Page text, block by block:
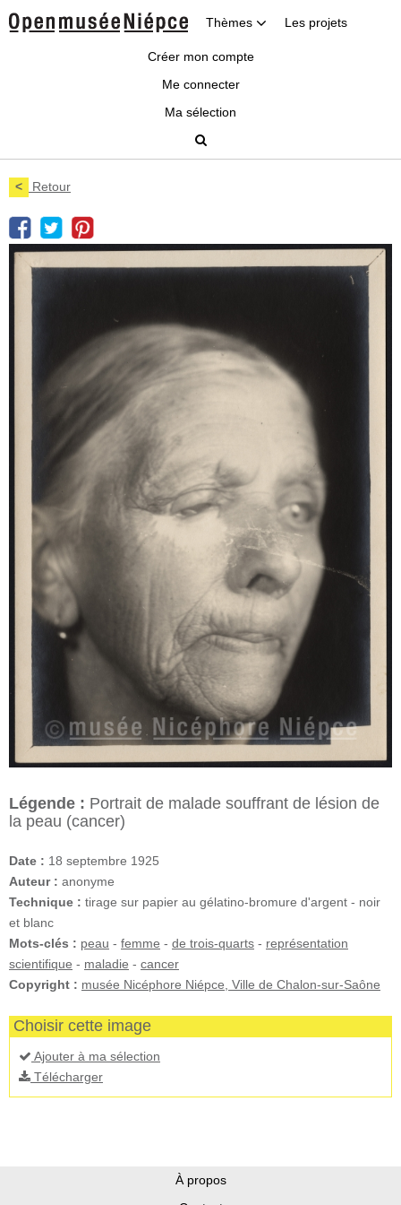
Thèmes Les projets
Créer mon compte
Me connecter
Ma sélection
< Retour
Légende : Portrait de malade souffrant de lésion de
la peau (cancer)
Date : 18 septembre 1925
Auteur : anonyme
Technique : tirage sur papier au gélatino-bromure d'argent - noir
et blanc
Mots-clés : peau - femme - de trois-quarts - représentation
scientifique - maladie - cancer
Copyright : musée Nicéphore Niépce, Ville de Chalon-sur-Saône
Choisir cette image
Ajouter à ma sélection
Télécharger
À propos